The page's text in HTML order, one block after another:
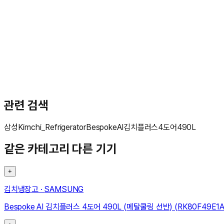
관련 검색
삼성Kimchi_RefrigeratorBespokeAI김치플러스4도어490L
같은 카테고리 다른 기기
+
김치냉장고 · SAMSUNG
Bespoke AI 김치플러스 4도어 490L (메탈쿨링 선반)